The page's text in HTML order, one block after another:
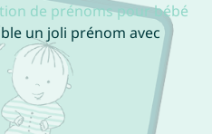
de prénoms pour bébé
un joli prénom avec